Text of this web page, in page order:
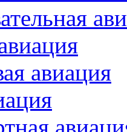
авиация